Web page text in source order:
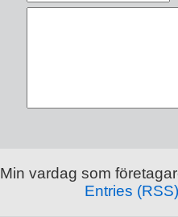
Min vardag som
Entries (RSS)